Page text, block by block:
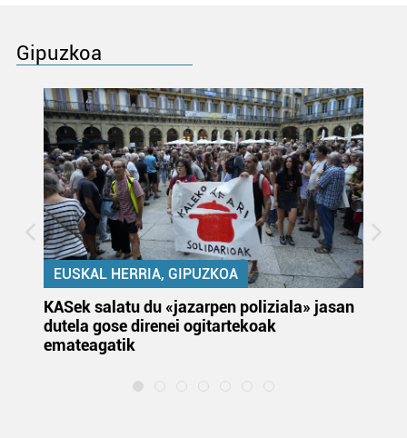
Gipuzkoa
EUSKAL HERRIA, GIPUZKOA
KASek salatu du «jazarpen poliziala» jasan
dutela gose direnei ogitartekoak
emateagatik